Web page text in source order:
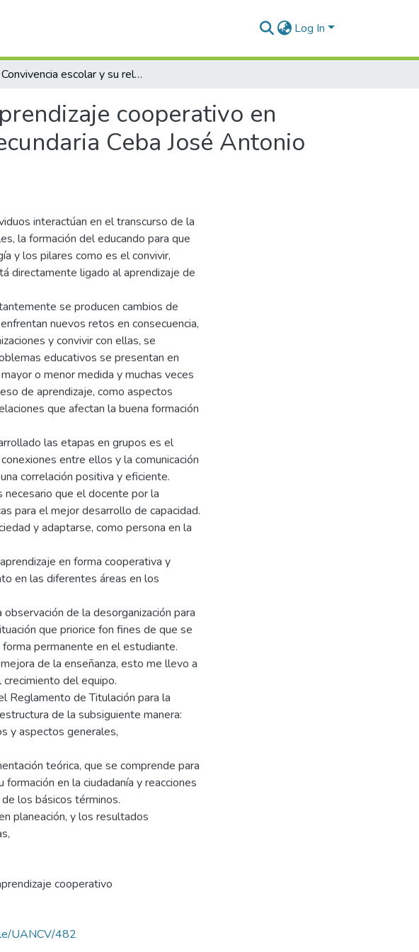
Log In
Convivencia escolar y su relación con el aprendizaje cooperativo en alumnos del tercer grado de Educación Secundaria Ceba José Antonio Encinas Juliaca 2019
cooperativo en
Ceba José Antonio
interactúan en el transcurso de la
la formación del educando para que
y los pilares como es el convivir,
directamente ligado al aprendizaje de
se producen cambios de
nuevos retos en consecuencia,
y convivir con ellas, se
educativos se presentan en
o menor medida y muchas veces
de aprendizaje, como aspectos
que afectan la buena formación
las etapas en grupos es el
entre ellos y la comunicación
correlación positiva y eficiente.
que el docente por la
para el mejor desarrollo de capacidad.
y adaptarse, como persona en la
en forma cooperativa y
en las diferentes áreas en los
de la desorganización para
que priorice fon fines de que se
permanente en el estudiante.
de la enseñanza, esto me llevo a
del equipo.
Reglamento de Titulación para la
de la subsiguiente manera:
y aspectos generales,
teórica, que se comprende para
en la ciudadanía y reacciones
los básicos términos.
planeación, y los resultados
cooperativo
UANCV/482